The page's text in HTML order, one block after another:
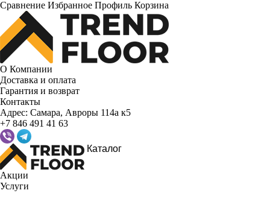
Сравнение Избранное Профиль Корзина
О Компании
Доставка и оплата
Гарантия и возврат
Контакты
Адрес: Самара, Авроры 114а к5
+7 846 491 41 63
Каталог
Акции
Услуги